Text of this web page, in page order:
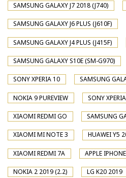
SAMSUNG GALAXY J7 2018 (J740)
SAMSUNG GALAXY J6 PLUS (J610F)
SAMSUNG GALAXY J4 PLUS (J415F)
SAMSUNG GALAXY S10E (SM-G970)
SONY XPERIA 10 SAMSUNG
NOKIA 9 PUREVIEW SONY
XIAOMI REDMI GO SAMSUNG
XIAOMI MI NOTE 3 HUAWEI Y5
XIAOMI REDMI 7A APPLE
NOKIA 2 2019 (2.2) LG K20 2019